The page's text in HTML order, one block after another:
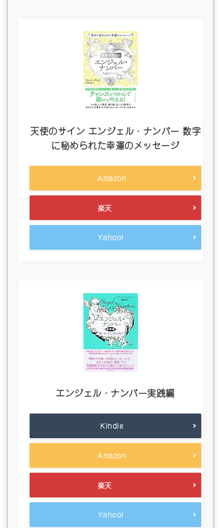
天使のサイン エンジェル・ナンバー 数字
に秘められた幸運のメッセージ
Amazon
楽天
Yahoo!
エンジェル・ナンバー実践編
Kindle
Amazon
楽天
Yahoo!